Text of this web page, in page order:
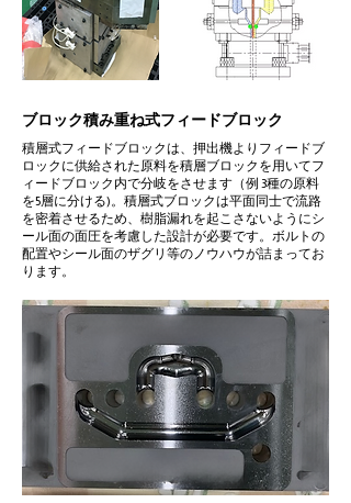
ブロック積み重ね式フィードブロック
積層式フィードブロックは、押出機よりフィードブ
ロックに供給された原料を積層ブロックを用いてフ
ィードブロック内で分岐をさせます（例 3種の原料
を5層に分ける)。積層式ブロックは平面同士で流路
を密着させるため、樹脂漏れを起こさないようにシ
ール面の面圧を考慮した設計が必要です。ボルトの
配置やシール面のザグリ等のノウハウが詰まってお
ります。